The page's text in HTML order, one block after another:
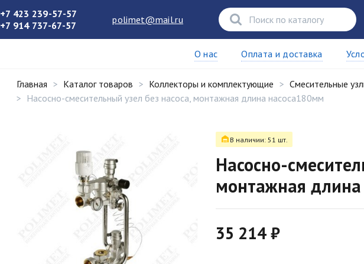
+7 423 239-57-57
+7 914 737-67-57
polimet@mail.ru
О нас Оплата и доставка
Главная Каталог товаров Коллекторы и комплектующие
Смесительные
Насосно-смесительный узел без насоса, монтажная длина насоса180мм
В наличии: 51 шт.
Насосно-
монтажная
35 214 ₽